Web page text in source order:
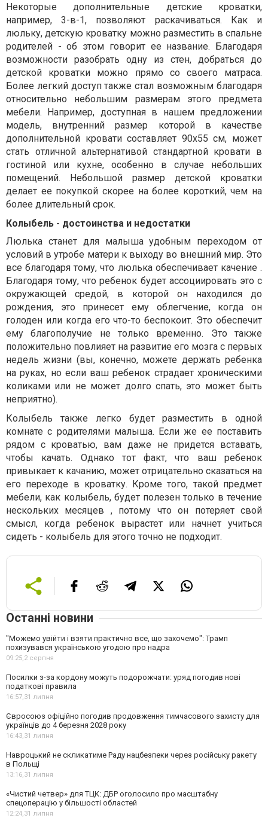
Некоторые дополнительные детские кроватки,
например, 3-в-1, позволяют раскачиваться. Как и
люльку, детскую кроватку можно разместить в спальне
родителей - об этом говорит ее название. Благодаря
возможности разобрать одну из стен, добраться до
детской кроватки можно прямо со своего матраса.
Более легкий доступ также стал возможным благодаря
относительно небольшим размерам этого предмета
мебели. Например, доступная в нашем предложении
модель, внутренний размер которой в качестве
дополнительной кровати составляет 90x55 см, может
стать отличной альтернативой стандартной кровати в
гостиной или кухне, особенно в случае небольших
помещений. Небольшой размер детской кроватки
делает ее покупкой скорее на более короткий, чем на
более длительный срок.
Колыбель - достоинства и недостатки
Люлька станет для малыша удобным переходом от
условий в утробе матери к выходу во внешний мир. Это
все благодаря тому, что люлька обеспечивает качение .
Благодаря тому, что ребенок будет ассоциировать это с
окружающей средой, в которой он находился до
рождения, это принесет ему облегчение, когда он
голоден или когда его что-то беспокоит. Это обеспечит
ему благополучие не только временно. Это также
положительно повлияет на развитие его мозга с первых
недель жизни (вы, конечно, можете держать ребенка
на руках, но если ваш ребенок страдает хроническими
коликами или не может долго спать, это может быть
неприятно).
Колыбель также легко будет разместить в одной
комнате с родителями малыша. Если же ее поставить
рядом с кроватью, вам даже не придется вставать,
чтобы качать. Однако тот факт, что ваш ребенок
привыкает к качанию, может отрицательно сказаться на
его переходе в кроватку. Кроме того, такой предмет
мебели, как колыбель, будет полезен только в течение
нескольких месяцев , потому что он потеряет свой
смысл, когда ребенок вырастет или начнет учиться
сидеть - колыбель для этого точно не подходит.
Останні новини
"Можемо увійти і взяти практично все, що захочемо": Трамп
похизувався українською угодою про надра
09:25, 2 серпня
Посилки з-за кордону можуть подорожчати: уряд погодив нові
податкові правила
16:57, 31 липня
Євросоюз офіційно погодив продовження тимчасового захисту для
українців до 4 березня 2028 року
16:43, 31 липня
Навроцький не скликатиме Раду нацбезпеки через російську ракету
в Польщі
13:16, 31 липня
«Чистий четвер» для ТЦК: ДБР оголосило про масштабну
спецоперацію у більшості областей
12:24, 31 липня